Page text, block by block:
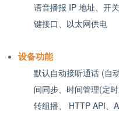
语音播报 IP 地址、开
键接口、以太网供电
设备功能
默认自动接听通话 (自
间同步、时间管理(定
转组播、 HTTP API、